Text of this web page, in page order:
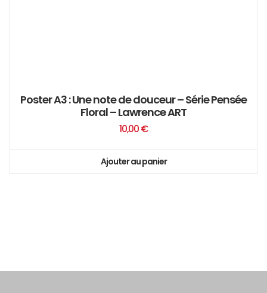
Poster A3 : Une note de douceur – Série Pensée
Floral – Lawrence ART
10,00€
Ajouter au panier